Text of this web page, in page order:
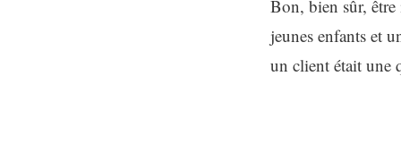
Bon, bien sûr,
jeunes enfants et
un client était une